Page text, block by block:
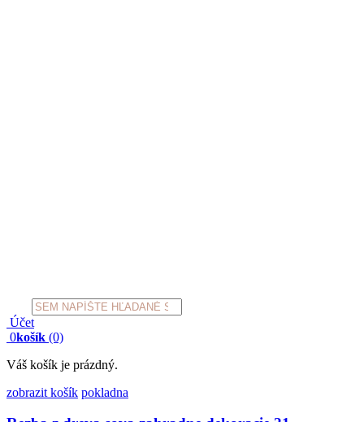
Products
search
Účet
0košík (0)
Váš košík je prázdný.
zobrazit košík pokladna